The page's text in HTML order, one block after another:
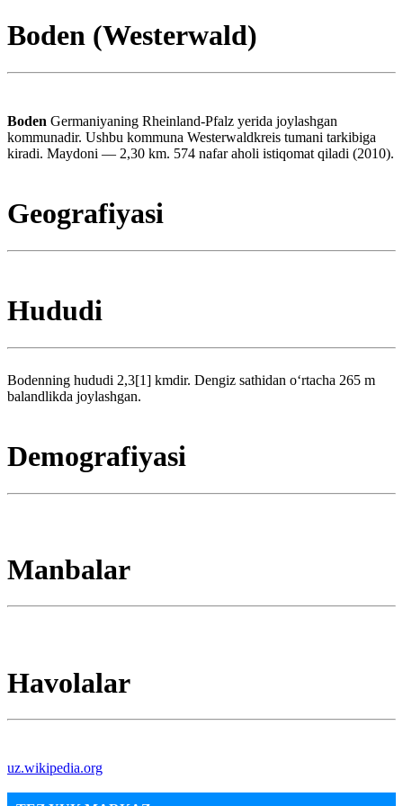
Boden (Westerwald)
Boden Germaniyaning Rheinland-Pfalz yerida joylashgan
kommunadir. Ushbu kommuna Westerwaldkreis tumani tarkibiga
kiradi. Maydoni — 2,30 km. 574 nafar aholi istiqomat qiladi (2010).
Geografiyasi
Hududi
Bodenning hududi 2,3[1] kmdir. Dengiz sathidan oʻrtacha 265 m
balandlikda joylashgan.
Demografiyasi
Manbalar
Havolalar
uz.wikipedia.org